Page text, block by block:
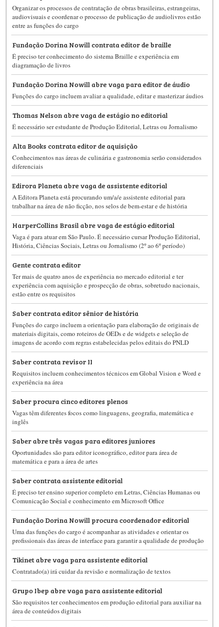
Organizar os processos de contratação de obras brasileiras, estrangeiras,
audiovisuais e coordenar o processo de publicação de audiolivros estão
entre as funções do cargo
Fundação Dorina Nowill contrata editor de braille
É preciso ter conhecimento do sistema Braille e experiência em
diagramação de livros
Fundação Dorina Nowill abre vaga para editor de áudio
Funções do cargo incluem avaliar a qualidade, editar e masterizar áudios
Thomas Nelson abre vaga de estágio no editorial
É necessário ser estudante de Produção Editorial, Letras ou Jornalismo
Alta Books contrata editor de aquisição
Conhecimentos nas áreas de culinária e gastronomia serão considerados
diferenciais
Edirora Planeta abre vaga de assistente editorial
A Editora Planeta está procurando um/a/e assistente editorial para
trabalhar na área de não ficção, nos selos de bem-estar e de história
HarperCollins Brasil abre vaga de estágio editorial
Vaga é para atuar em São Paulo. É necessário cursar Produção Editorial,
História, Ciências Sociais, Letras ou Jornalismo (2º ao 6º período)
Gente contrata editor
Ter mais de quatro anos de experiência no mercado editorial e ter
experiência com aquisição e prospecção de obras, sobretudo nacionais,
estão entre os requisitos
Saber contrata editor sênior de história
Funções do cargo incluem a orientação para elaboração de originais de
materiais digitais, como roteiros de OEDs e de widgets e seleção de
imagens de acordo com regras estabelecidas pelos editais do PNLD
Saber contrata revisor II
Requisitos incluem conhecimentos técnicos em Global Vision e Word e
experiência na área
Saber procura cinco editores plenos
Vagas têm diferentes focos como linguagens, geografia, matemática e
inglês
Saber abre três vagas para editores juniores
Oportunidades são para editor iconográfico, editor para área de
matemática e para a área de artes
Saber contrata assistente editorial
É preciso ter ensino superior completo em Letras, Ciências Humanas ou
Comunicação Social e conhecimento em Microsoft Office
Fundação Dorina Nowill procura coordenador editorial
Uma das funções do cargo é acompanhar as atividades e orientar os
profissionais das áreas de interface para garantir a qualidade de produção
Tikinet abre vaga para assistente editorial
Contratado(a) irá cuidar da revisão e normalização de textos
Grupo Ibep abre vaga para assistente editorial
São requisitos ter conhecimentos em produção editorial para auxiliar na
área de conteúdos digitais